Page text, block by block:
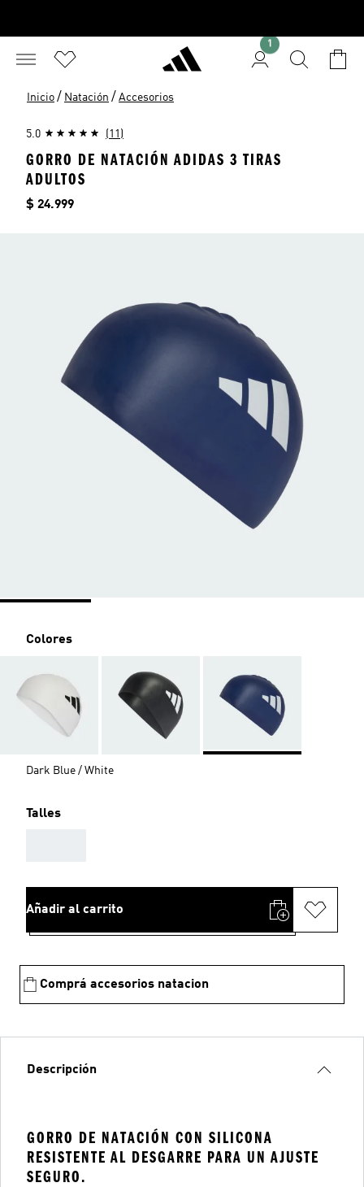
1
Inicio / Natación / Accesorios
5.0 (11)
GORRO DE NATACIÓN ADIDAS 3 TIRAS
ADULTOS
Precio
$ 24.999
Colores
Dark Blue / White
Talles
Añadir al carrito
Comprá accesorios natacion
Descripción
GORRO DE NATACIÓN CON SILICONA
RESISTENTE AL DESGARRE PARA UN AJUSTE
SEGURO.